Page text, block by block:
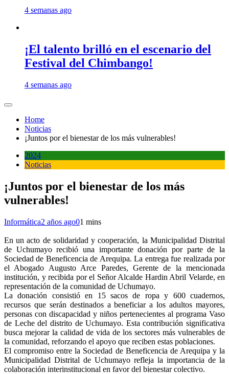
4 semanas ago
¡El talento brilló en el escenario del
Festival del Chimbango!
4 semanas ago
Home
Noticias
¡Juntos por el bienestar de los más vulnerables!
2024
Noticias
¡Juntos por el bienestar de los más
vulnerables!
Informática2 años ago01 mins
En un acto de solidaridad y cooperación, la Municipalidad Distrital
de Uchumayo recibió una importante donación por parte de la
Sociedad de Beneficencia de Arequipa. La entrega fue realizada por
el Abogado Augusto Arce Paredes, Gerente de la mencionada
institución, y recibida por el Señor Alcalde Hardin Abril Velarde, en
representación de la comunidad de Uchumayo.
La donación consistió en 15 sacos de ropa y 600 cuadernos,
recursos que serán destinados a beneficiar a los adultos mayores,
personas con discapacidad y niños pertenecientes al programa Vaso
de Leche del distrito de Uchumayo. Esta contribución significativa
busca mejorar la calidad de vida de los sectores más vulnerables de
la comunidad, reforzando el apoyo que reciben estas poblaciones.
El compromiso entre la Sociedad de Beneficencia de Arequipa y la
Municipalidad Distrital de Uchumayo refleja la importancia de la
colaboración interinstitucional en favor del bienestar colectivo.